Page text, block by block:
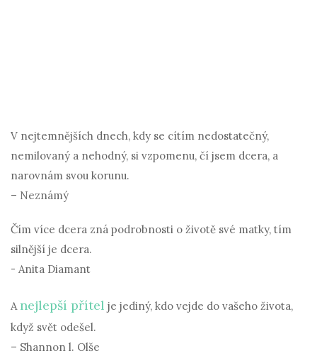
V nejtemnějších dnech, kdy se cítím nedostatečný,
nemilovaný a nehodný, si vzpomenu, čí jsem dcera, a
narovnám svou korunu.
– Neznámý
Čím více dcera zná podrobnosti o životě své matky, tím
silnější je dcera.
- Anita Diamant
A nejlepší přítel je jediný, kdo vejde do vašeho života,
když svět odešel.
– Shannon l. Olše